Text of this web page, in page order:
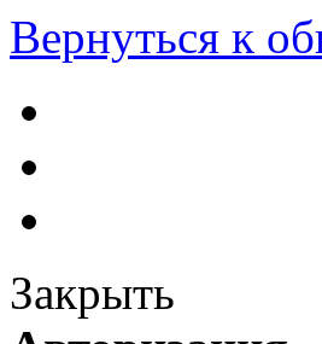
Вернуться к
Закрыть